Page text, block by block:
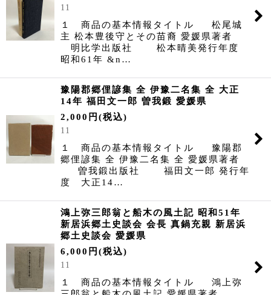
11
１ 商品の基本情報タイトル 松尾城
主 松本豊後守とその苗裔 愛媛県著者
明比学出版社 松本晴美発行年度
昭和61年 &n…
豫陽郡郷俚諺集 全 伊豫二名集 全 大正
14年 福田文一郎 曽我鍛 愛媛県
2,000 円 (税込)
11
１ 商品の基本情報タイトル 豫陽郡
郷俚諺集 全 伊豫二名集 全 愛媛県著者
曽我鍛出版社 福田文一郎 発行年
度 大正14…
鴻上弥三郎翁と船木の風土記 昭和51年
新居浜郷土史談会 会長 真鍋充親 新居浜
郷土史談会 愛媛県
6,000 円 (税込)
11
１ 商品の基本情報タイトル 鴻上弥